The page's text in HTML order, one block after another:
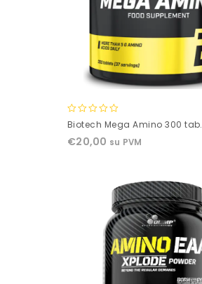
0
of
Biotech Mega Amino 300 tab.
€20,00 su PVM